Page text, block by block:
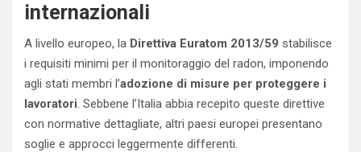
internazionali
A livello europeo, la Direttiva Euratom 2013/59 stabilisce
i requisiti minimi per il monitoraggio del radon, imponendo
agli stati membri l’adozione di misure per proteggere i
lavoratori. Sebbene l’Italia abbia recepito queste direttive
con normative dettagliate, altri paesi europei presentano
soglie e approcci leggermente differenti.